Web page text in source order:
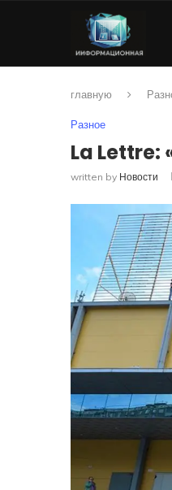
главную
Разное
La Lettre:
written by Новости